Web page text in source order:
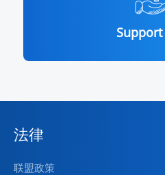
法律
联盟政策